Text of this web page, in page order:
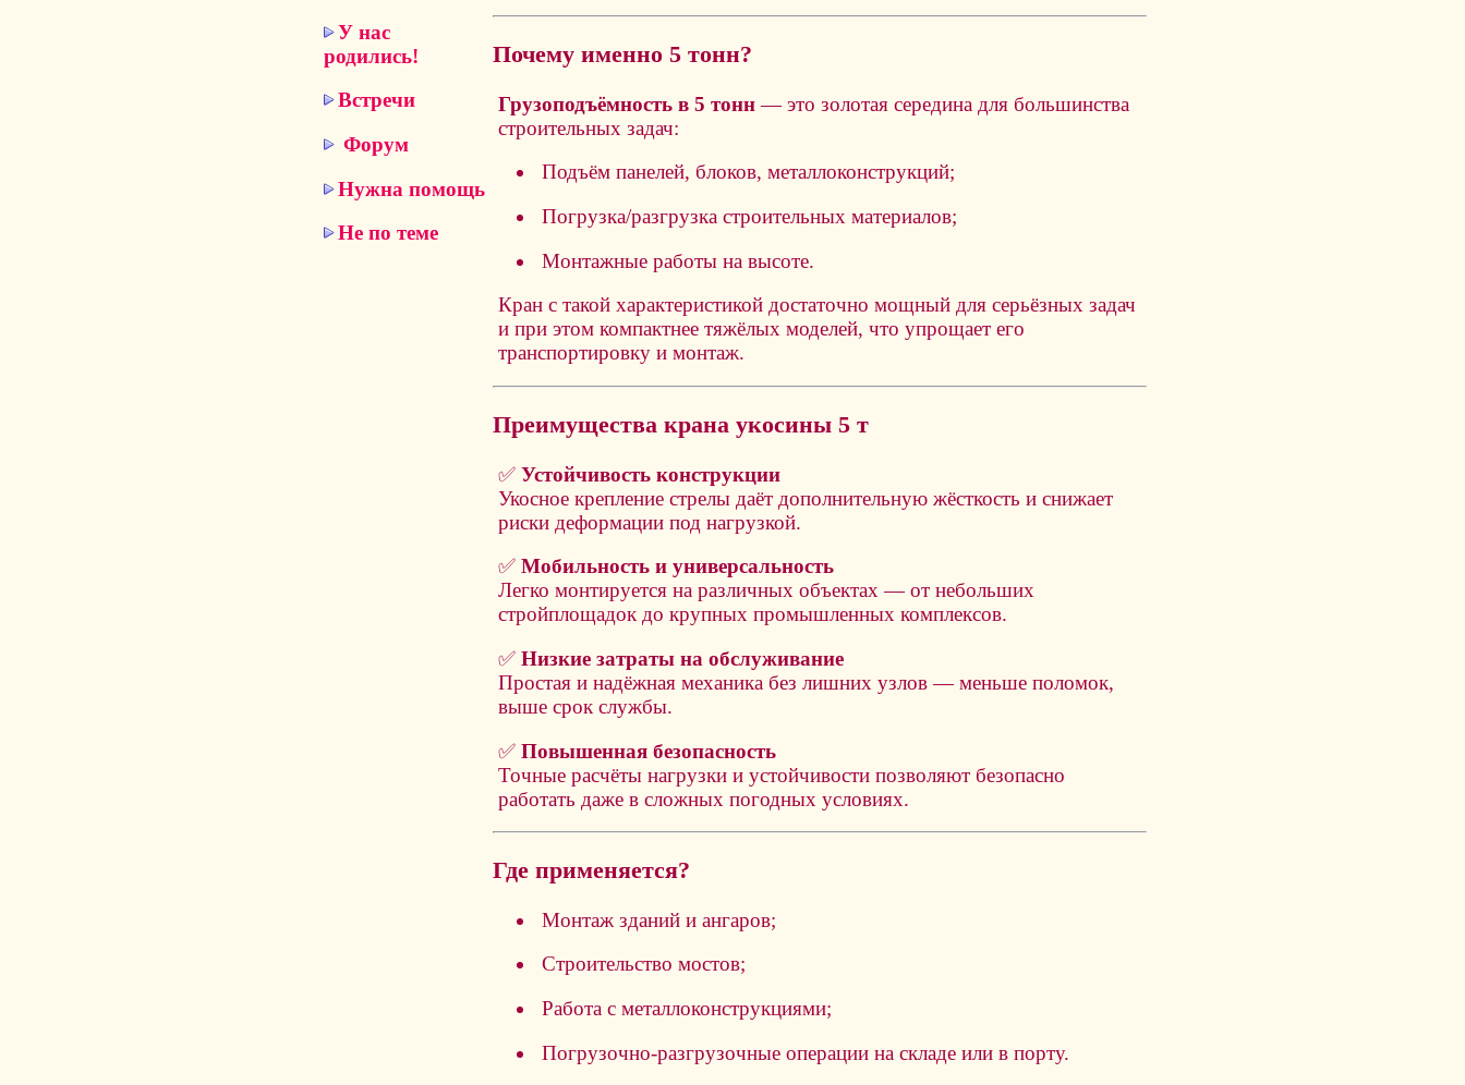
У нас
родились!
Встречи
Форум
Нужна помощь
Не по теме
Почему именно 5 тонн?
Грузоподъёмность в 5 тонн— это золотая середина для большинства
строительных задач:
Подъём панелей, блоков, металлоконструкций;
Погрузка/разгрузка строительных материалов;
Монтажные работы на высоте.
Кран с такой характеристикой достаточно мощный для серьёзных задач
и при этом компактнее тяжёлых моделей, что упрощает его
транспортировку и монтаж.
Преимущества крана укосины 5 т
✅ Устойчивость конструкции
Укосное крепление стрелы даёт дополнительную жёсткость и снижает
риски деформации под нагрузкой.
✅ Мобильность и универсальность
Легко монтируется на различных объектах — от небольших
стройплощадок до крупных промышленных комплексов.
✅ Низкие затраты на обслуживание
Простая и надёжная механика без лишних узлов — меньше поломок,
выше срок службы.
✅ Повышенная безопасность
Точные расчёты нагрузки и устойчивости позволяют безопасно
работать даже в сложных погодных условиях.
Где применяется?
Монтаж зданий и ангаров;
Строительство мостов;
Работа с металлоконструкциями;
Погрузочно-разгрузочные операции на складе или в порту.